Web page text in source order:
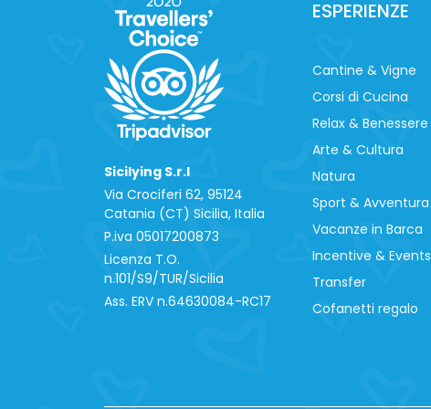
Sicilying S.r.l
Via Crociferi 62, 95124
Catania (CT) Sicilia, Italia
P.iva 0‍5017200873
Licenza T.O.
n.101/S9/TUR/Sicilia
Ass. ERV n.64630084-RC17
ESPERIENZE
Cantine & Vigne
Corsi di Cucina
Relax & Benessere
Arte & Cultura
Natura
Sport & Avventura
Vacanze in Barca
Incentive & Events
Transfer
Cofanetti regalo